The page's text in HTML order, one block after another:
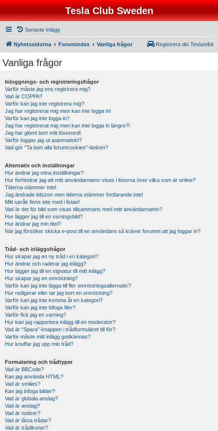
Tesla Club Sweden
Senaste Inlägg
Nyhetssidorna Forumindex Vanliga frågor Registrera din Tesla/elbil
Vanliga frågor
Inloggnings- och registreringsfrågor
Varför måste jag ens registrera mig?
Vad är COPPA?
Varför kan jag inte registrera mig?
Jag har registrerat mig men kan inte logga in!
Varför kan jag inte logga in?
Jag har registrerat mig men kan inte logga in längre?!
Jag har glömt bort mitt lösenord!
Varför loggas jag ut automatiskt?
Vad gör “Ta bort alla forumcookies”-länken?
Alternativ och inställningar
Hur ändrar jag mina inställningar?
Hur förhindrar jag att mitt användarnamn visas i listorna över vilka som är online?
Tiderna stämmer inte!
Jag ändrade tidszon men tiderna stämmer fortfarande inte!
Mitt språk finns inte med i listan!
Vad är det för bild som visas tillsammans med mitt användarnamn?
Hur lägger jag till en visningsbild?
Hur ändrar jag min titel?
När jag försöker skicka e-post till en användare så kräver forumet att jag loggar in?
Tråd- och inläggsfrågor
Hur skapar jag en ny tråd i en kategori?
Hur ändrar och raderar jag inlägg?
Hur lägger jag till en signatur till mitt inlägg?
Hur skapar jag en omröstning?
Varför kan jag inte lägga till fler omröstningsalternativ?
Hur redigerar eller tar jag bort en omröstning?
Varför kan jag inte komma åt en kategori?
Varför kan jag inte bifoga filer?
Varför fick jag en varning?
Hur kan jag rapportera inlägg till en moderator?
Vad är “Spara”-knappen i trådformuläret till för?
Varför måste mitt inlägg godkännas?
Hur knuffar jag upp min tråd?
Formatering och trådtyper
Vad är BBCode?
Kan jag använda HTML?
Vad är smilies?
Kan jag infoga bilder?
Vad är globala anslag?
Vad är anslag?
Vad är notiser?
Vad är låsta trådar?
Vad är trådikoner?